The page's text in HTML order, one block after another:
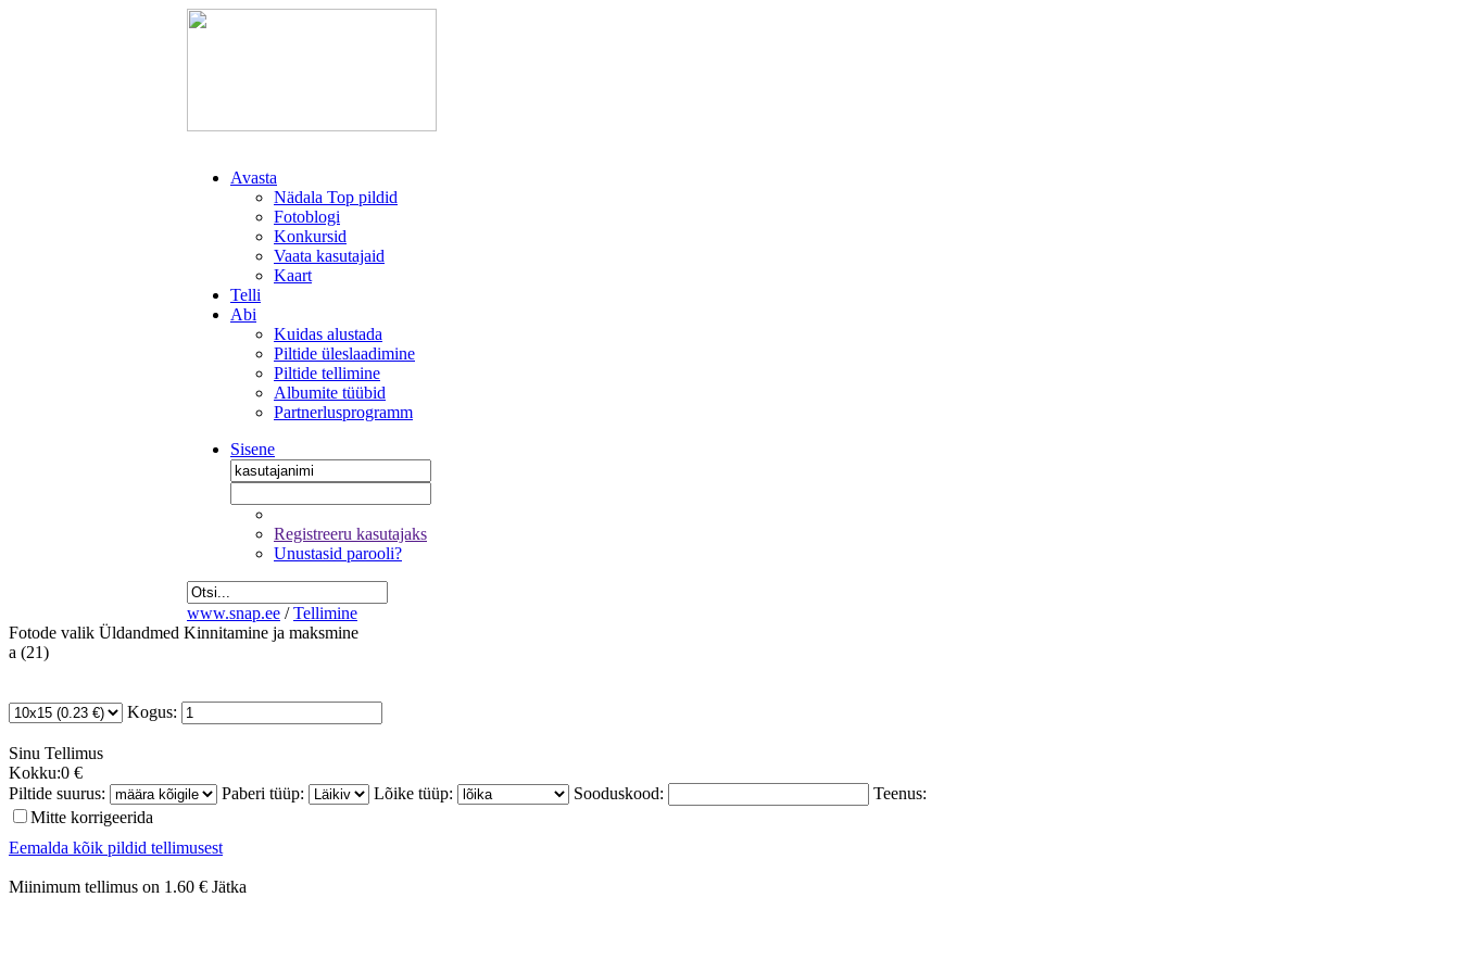
Avasta
Nädala Top pildid
Fotoblogi
Konkursid
Vaata kasutajaid
Kaart
Telli
Abi
Kuidas alustada
Piltide üleslaadimine
Piltide tellimine
Albumite tüübid
Partnerlusprogramm
Sisene
Registreeru kasutajaks
Unustasid parooli?
www.snap.ee / Tellimine
Fotode valik Üldandmed Kinnitamine ja maksmine
a (21)
Kogus:
Sinu Tellimus
Kokku:0 €
Piltide suurus:
Paberi tüüp: Lõike tüüp: Sooduskood:
Teenus:
Mitte korrigeerida
Eemalda kõik pildid tellimusest
Miinimum tellimus on 1.60 € Jätka